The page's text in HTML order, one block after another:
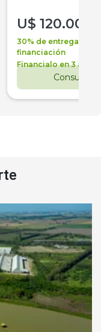
U$ 120.000
30% de entrega +
financiación
Financialo en 3 años
Consultar